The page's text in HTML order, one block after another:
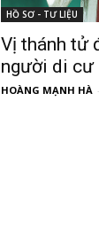
HỒ SƠ - TƯ LIỆU
Vị thánh tử
người di cư
HOÀNG MẠNH HÀ -